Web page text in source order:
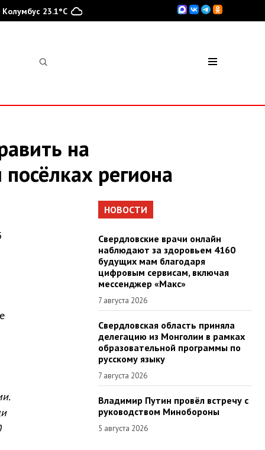
Колумбус 23.1°C
на
региона
НОВОСТИ
Свердловские врачи онлайн
наблюдают за здоровьем 4160
будущих мам благодаря
цифровым сервисам, включая
мессенджер «Макс»
7 августа 2026
Свердловская область приняла
делегацию из Монголии в рамках
образовательной программы по
русскому языку
7 августа 2026
Владимир Путин провёл встречу с
руководством Минобороны
5 августа 2026